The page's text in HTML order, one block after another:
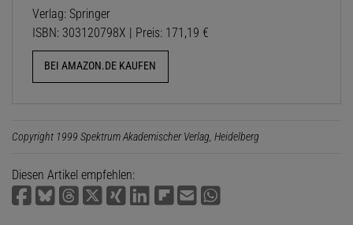
Verlag: Springer
ISBN: 303120798X | Preis: 171,19 €
BEI AMAZON.DE KAUFEN
Copyright 1999 Spektrum Akademischer Verlag, Heidelberg
Diesen Artikel empfehlen: